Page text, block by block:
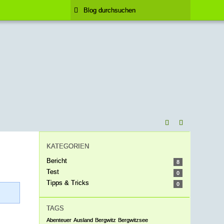
KATEGORIEN
Bericht
8
Test 0
Tipps & Tricks 0
TAGS
Abenteuer Ausland Bergwitz Bergwitzsee